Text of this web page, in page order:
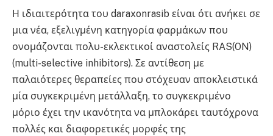
Η ιδιαιτερότητα του daraxonrasib είναι ότι ανήκει σε
μια νέα, εξελιγμένη κατηγορία φαρμάκων που
ονομάζονται πολυ-εκλεκτικοί αναστολείς RAS(ON)
(multi-selective inhibitors). Σε αντίθεση με
παλαιότερες θεραπείες που στόχευαν αποκλειστικά
μία συγκεκριμένη μετάλλαξη, το συγκεκριμένο
μόριο έχει την ικανότητα να μπλοκάρει ταυτόχρονα
πολλές και διαφορετικές μορφές της